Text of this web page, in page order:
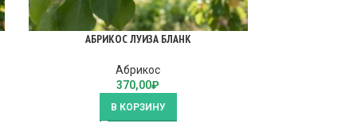
АБРИКОС ЛУИЗА БЛАНК
Абрикос
370,00₽
В КОРЗИНУ